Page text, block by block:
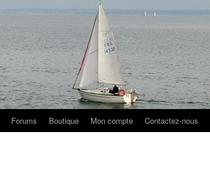
Forums Boutique Mon compte Contactez-nous